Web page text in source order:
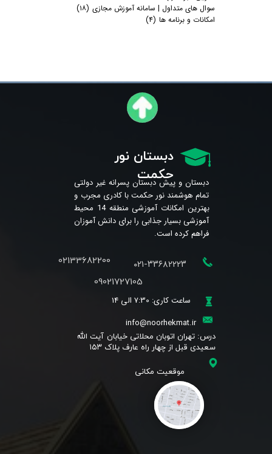
سوال های متداول | سامانه آموزش مجازی (۱۸)
امکانات و برنامه ها (۴)
دبستان نور
حکمت
دبستان و پیش دبستان پسرانه غیر دولتی
تمام هوشمند نور حکمت با کادری مجرب و
بهترین امکانات آموزشی منطقه 14 محیط
آموزشی بسیار جذابی را برای دانش آموزان
فراهم کرده است.
info@noorhekmat.ir
​درس: تهران اتوبان محلاتی خیابان آیت الله
سعیدی قبل از چهار راه عارف پلاک ۱۵۳
ساعت کاری: 7:30 الی 14
۰۲۱-۳۳۶۸۲۲۲۳
09021727105
02133682200